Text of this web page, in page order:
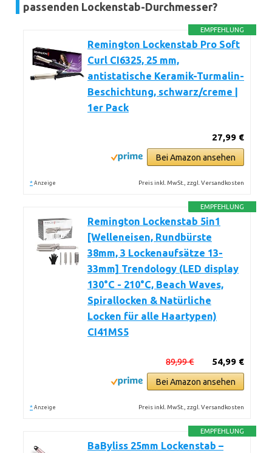
passenden Lockenstab-Durchmesser?
EMPFEHLUNG
Remington Lockenstab Pro Soft
Curl CI6325, 25 mm,
antistatische Keramik-Turmalin-
Beschichtung, schwarz/creme |
1er Pack
27,99 €
Bei Amazon ansehen
* Anzeige Preis inkl. MwSt., zzgl. Versandkosten
EMPFEHLUNG
Remington Lockenstab 5in1
[Welleneisen, Rundbürste
38mm, 3 Lockenaufsätze 13-
33mm] Trendology (LED display
130°C - 210°C, Beach Waves,
Spirallocken & Natürliche
Locken für alle Haartypen)
CI41MS5
54,99 €
89,99 €
Bei Amazon ansehen
* Anzeige Preis inkl. MwSt., zzgl. Versandkosten
EMPFEHLUNG
BaByliss 25mm Lockenstab –